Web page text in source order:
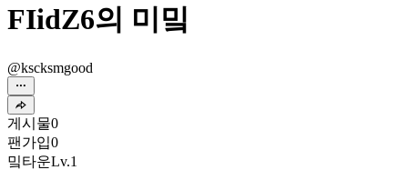
FIidZ6의 미밐
@kscksmgood
게시물0
팬가입0
밐타운Lv.1